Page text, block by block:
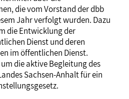
die vom Vorstand der dbb
Jahr verfolgt wurden. Dazu
die Entwicklung der
Dienst und deren
im öffentlichen Dienst.
die aktive Begleitung des
Sachsen-Anhalt für ein